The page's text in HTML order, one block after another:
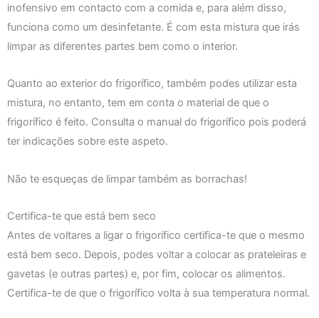
inofensivo em contacto com a comida e, para além disso,
funciona como um desinfetante. É com esta mistura que irás
limpar as diferentes partes bem como o interior.
Quanto ao exterior do frigorífico, também podes utilizar esta
mistura, no entanto, tem em conta o material de que o
frigorífico é feito. Consulta o manual do frigorífico pois poderá
ter indicações sobre este aspeto.
Não te esqueças de limpar também as borrachas!
Certifica-te que está bem seco
Antes de voltares a ligar o frigorífico certifica-te que o mesmo
está bem seco. Depois, podes voltar a colocar as prateleiras e
gavetas (e outras partes) e, por fim, colocar os alimentos.
Certifica-te de que o frigorífico volta à sua temperatura normal.